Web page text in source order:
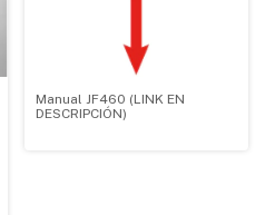
Manual JF460 (LINK EN
DESCRIPCIÓN)